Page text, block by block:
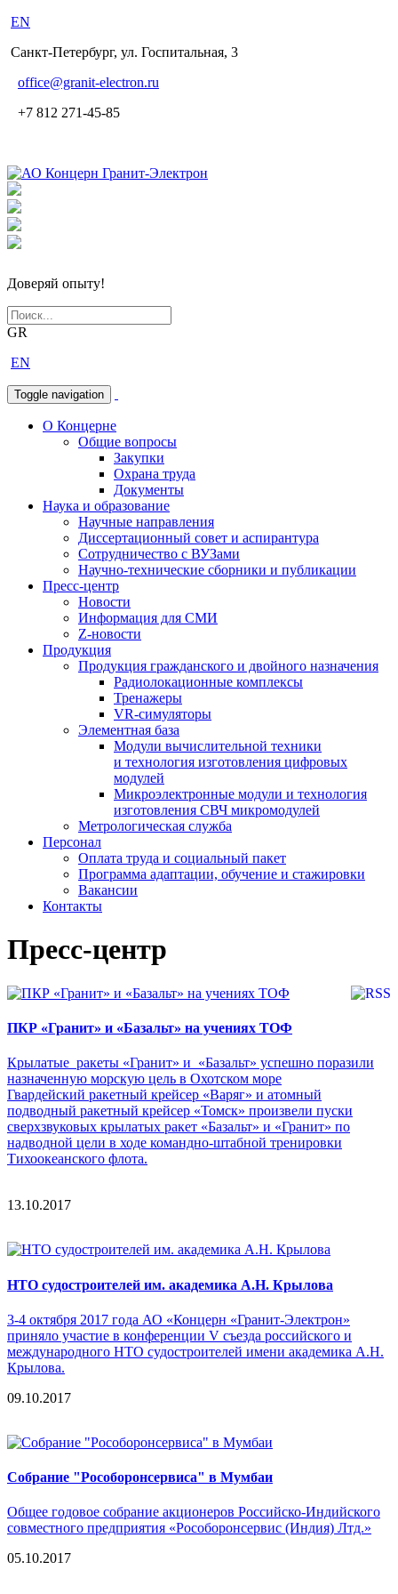
EN
Санкт-Петербург, ул. Госпитальная, 3
office@granit-electron.ru
+7 812 271-45-85
Доверяй опыту!
GR
EN
Toggle navigation
О Концерне
Общие вопросы
Закупки
Охрана труда
Документы
Наука и образование
Научные направления
Диссертационный совет и аспирантура
Сотрудничество с ВУЗами
Научно-технические сборники и публикации
Пресс-центр
Новости
Информация для СМИ
Z-новости
Продукция
Продукция гражданского и двойного назначения
Радиолокационные комплексы
Тренажеры
VR-симуляторы
Элементная база
Модули вычислительной техники
и технология изготовления цифровых
модулей
Микроэлектронные модули и технология
изготовления СВЧ микромодулей
Метрологическая служба
Персонал
Оплата труда и социальный пакет
Программа адаптации, обучение и стажировки
Вакансии
Контакты
Пресс-центр
ПКР «Гранит» и «Базальт» на учениях ТОФ
Крылатые ракеты «Гранит» и «Базальт» успешно поразили
назначенную морскую цель в Охотском море
Гвардейский ракетный крейсер «Варяг» и атомный
подводный ракетный крейсер «Томск» произвели пуски
сверхзвуковых крылатых ракет «Базальт» и «Гранит» по
надводной цели в ходе командно-штабной тренировки
Тихоокеанского флота.
13.10.2017
НТО судостроителей им. академика А.Н. Крылова
3-4 октября 2017 года АО «Концерн «Гранит-Электрон»
приняло участие в конференции V съезда российского и
международного НТО судостроителей имени академика А.Н.
Крылова.
09.10.2017
Собрание "Рособоронсервиса" в Мумбаи
Общее годовое собрание акционеров Российско-Индийского
совместного предприятия «Рособоронсервис (Индия) Лтд.»
05.10.2017